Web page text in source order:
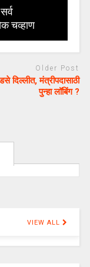
चव्हाण
Older Post
दिल्लीत, मंत्रीपदासाठी
पुन्हा लॉबिंग ?
VIEW ALL